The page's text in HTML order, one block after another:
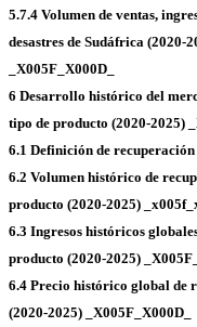
5.7.4 Volumen de ventas,
desastres de Sudáfrica (2020-
_X005F_X000D_
6 Desarrollo histórico del
tipo de producto (2020-2025)
6.1 Definición de recuperación
6.2 Volumen histórico de
producto (2020-2025)
6.3 Ingresos históricos
producto (2020-2025)
6.4 Precio histórico global de
(2020-2025) _X005F_X000D_